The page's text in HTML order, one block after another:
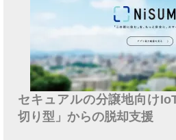
セキュアルの分譲地向け
切り型」からの脱却支援